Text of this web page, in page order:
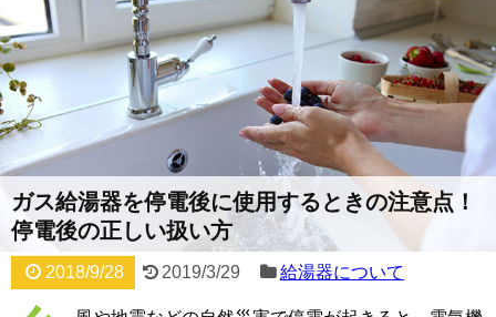
ガス給湯器を停電後に使用するときの注意点！
停電後の正しい扱い方
2018/9/28 2019/3/29 給湯器について